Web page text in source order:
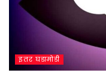
इतर घडामोडी